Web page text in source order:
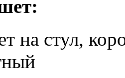
на стул,